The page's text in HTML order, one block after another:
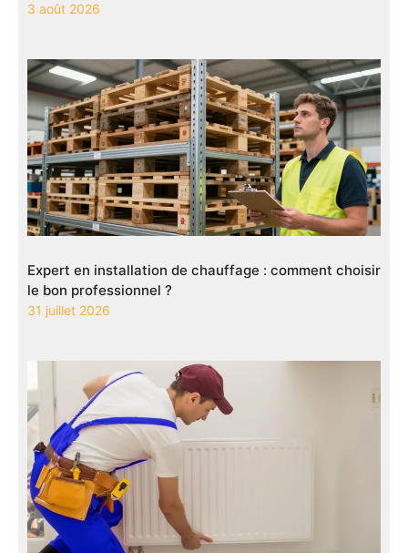
3 août 2026
Expert en installation de chauffage : comment choisir
le bon professionnel ?
31 juillet 2026